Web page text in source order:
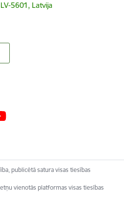
5601, Latvija
publicētā satura visas tiesības
vienotās platformas visas tiesības